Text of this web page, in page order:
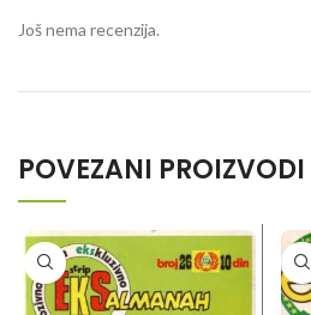
Još nema recenzija.
POVEZANI PROIZVODI